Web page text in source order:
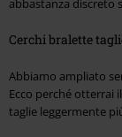
abbastanza
Cerchi bralette
Abbiamo ampliato
Ecco perché otterrai
taglie leggermente